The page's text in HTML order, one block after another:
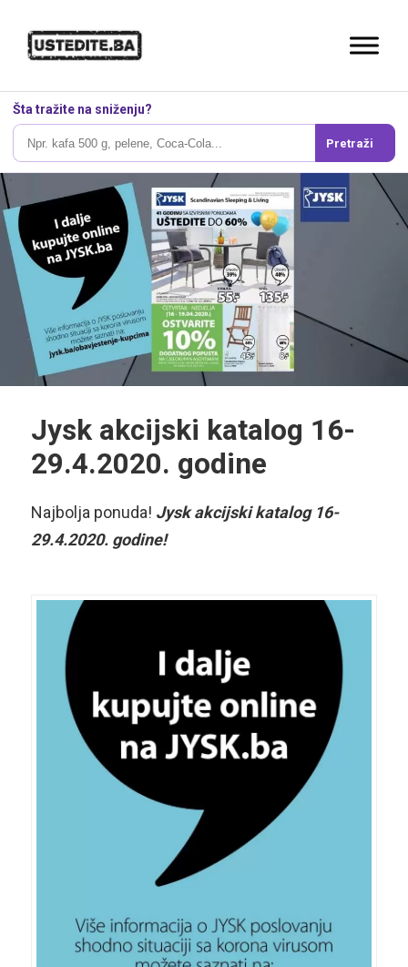
Šta tražite na sniženju?
Pretraži
Jysk akcijski katalog 16-
29.4.2020. godine
Najbolja ponuda! Jysk akcijski katalog 16-
29.4.2020. godine!